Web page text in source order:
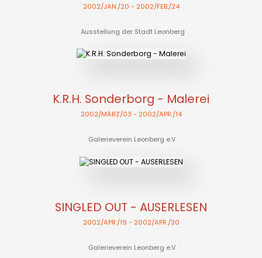
2002/JAN./20 - 2002/FEB./24
Ausstellung der Stadt Leonberg
K.R.H. Sonderborg - Malerei
2002/MÄRZ/03 - 2002/APR./14
Galerieverein Leonberg e.V.
SINGLED OUT - AUSERLESEN
2002/APR./19 - 2002/APR./30
Galerieverein Leonberg e.V.